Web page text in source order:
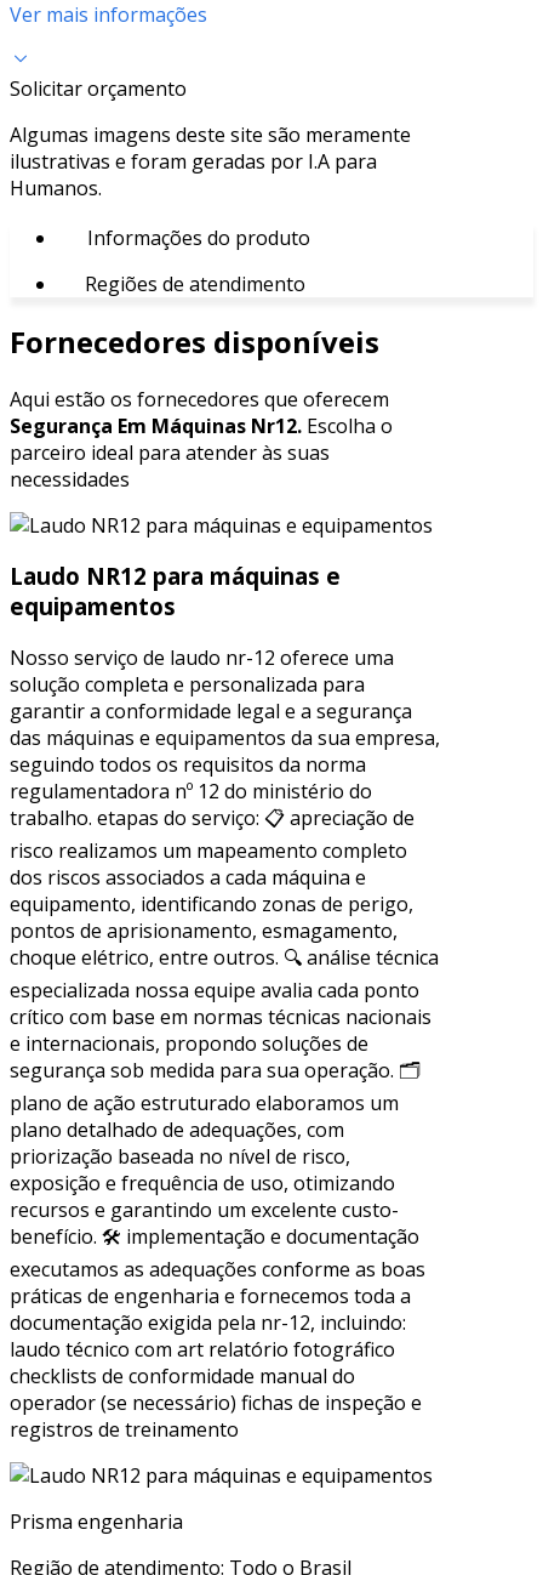
Ver mais informações
Solicitar orçamento
Algumas imagens deste site são meramente
ilustrativas e foram geradas por I.A para
Humanos.
Informações do produto
Regiões de atendimento
Fornecedores disponíveis
Aqui estão os fornecedores que oferecem
Segurança Em Máquinas Nr12. Escolha o
parceiro ideal para atender às suas
necessidades
Laudo NR12 para máquinas e
equipamentos
Nosso serviço de laudo nr-12 oferece uma
solução completa e personalizada para
garantir a conformidade legal e a segurança
das máquinas e equipamentos da sua empresa,
seguindo todos os requisitos da norma
regulamentadora nº 12 do ministério do
trabalho. etapas do serviço: 📋 apreciação de
risco realizamos um mapeamento completo
dos riscos associados a cada máquina e
equipamento, identificando zonas de perigo,
pontos de aprisionamento, esmagamento,
choque elétrico, entre outros. 🔍 análise técnica
especializada nossa equipe avalia cada ponto
crítico com base em normas técnicas nacionais
e internacionais, propondo soluções de
segurança sob medida para sua operação. 🗂
plano de ação estruturado elaboramos um
plano detalhado de adequações, com
priorização baseada no nível de risco,
exposição e frequência de uso, otimizando
recursos e garantindo um excelente custo-
benefício. 🛠 implementação e documentação
executamos as adequações conforme as boas
práticas de engenharia e fornecemos toda a
documentação exigida pela nr-12, incluindo:
laudo técnico com art relatório fotográfico
checklists de conformidade manual do
operador (se necessário) fichas de inspeção e
registros de treinamento
Prisma engenharia
Região de atendimento: Todo o Brasil